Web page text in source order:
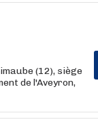
(12), siège
de l'Aveyron,